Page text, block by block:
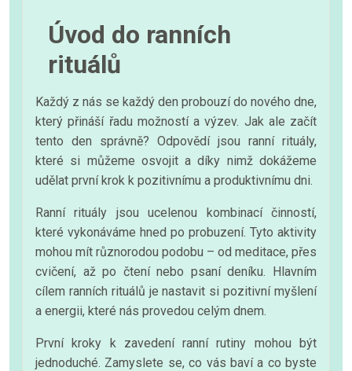
Úvod do ranních
rituálů
Každý z nás se každý den probouzí do nového dne,
který přináší řadu možností a výzev. Jak ale začít
tento den správně? Odpovědí jsou ranní rituály,
které si můžeme osvojit a díky nimž dokážeme
udělat první krok k pozitivnímu a produktivnímu dni.
Ranní rituály jsou ucelenou kombinací činností,
které vykonáváme hned po probuzení. Tyto aktivity
mohou mít různorodou podobu – od meditace, přes
cvičení, až po čtení nebo psaní deníku. Hlavním
cílem ranních rituálů je nastavit si pozitivní myšlení
a energii, které nás provedou celým dnem.
První kroky k zavedení ranní rutiny mohou být
jednoduché. Zamyslete se, co vás baví a co byste